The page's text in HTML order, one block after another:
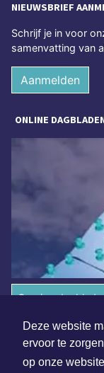
Deze website
ervoor te
op onze website
NIEUWSBRIEF
Schrijf je in voor
samenvatting van
Aanmelden
ONLINE
Overige
Algemene
Disclaimer